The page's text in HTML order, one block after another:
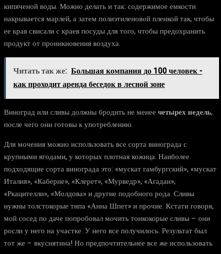
кипяченой воды. Можно делать и так: содержимое емкости
накрывается марлей, а затем полиэтиленовой пленкой так, чтобы
ее края свисали с краев посуды для того, чтобы предохранить
продукт от проникновения воздуха.
Читать так же: Большая компания до 100 человек -
как проходит аренда беседок в лесной зоне
Виноград или сливы должны бродить не менее четырех недель,
после чего они готовы к употреблению.
Для мочения можно использовать все сорта винограда с
крупными ягодами, у которых плотная кожица. Наиболее
подходящие сорта винограда это: «мускат гамбургский», «мускат
Италия», «Каберне», «Клерет», «Мурведр», «Агадан»,
«Ркацителли», «Молдова» и другие подобного рода. Сливы
нужны толстокорые типа «Анна Шпет» и прочие. Кстати говоря,
мой сосед по даче попробовал мочить тонкокорые сливы – они
росли у него на участке. У него все получилось. Результат был
тот же – вкуснятина! Но предпочтительнее все же использовать